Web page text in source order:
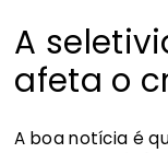
A
afeta o
A boa notícia é